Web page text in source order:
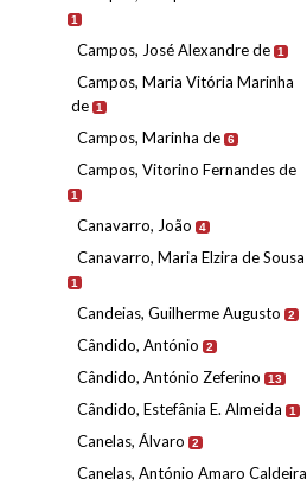
1
Campos, José Alexandre de 1
Campos, Maria Vitória Marinha
de 1
Campos, Marinha de 6
Campos, Vitorino Fernandes de
1
Canavarro, João 4
Canavarro, Maria Elzira de Sousa
1
Candeias, Guilherme Augusto 2
Cândido, António 2
Cândido, António Zeferino 13
Cândido, Estefânia E. Almeida 1
Canelas, Álvaro 2
Canelas, António Amaro Caldeira